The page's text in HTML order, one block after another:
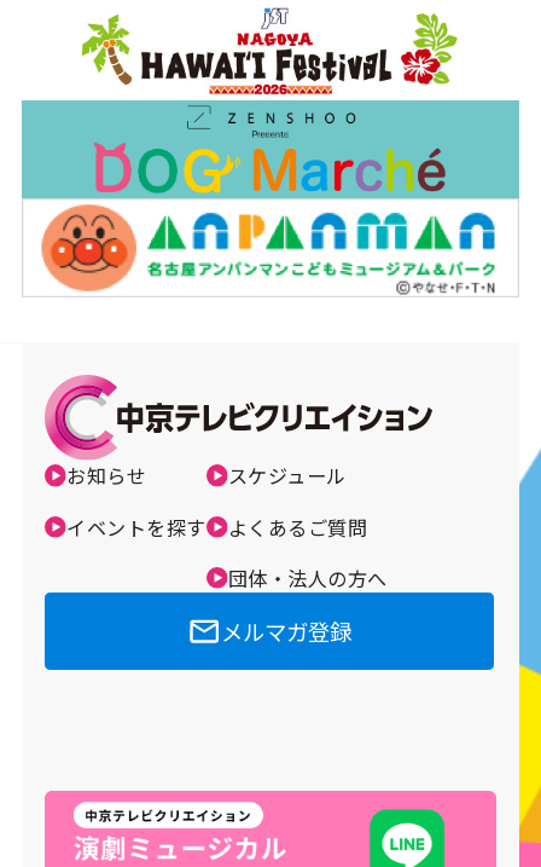
お知らせ
イベントを探す
スケジュール
よくあるご質問
団体・法人の方へ
メルマガ登録